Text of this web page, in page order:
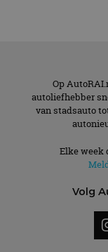
Op
autoliefhebber
van stadsauto
Elke week
Volg